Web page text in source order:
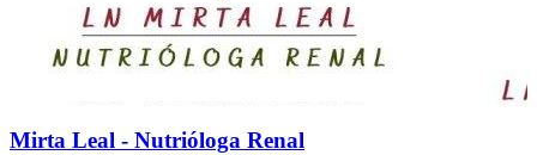
Mirta Leal - Nutrióloga Renal